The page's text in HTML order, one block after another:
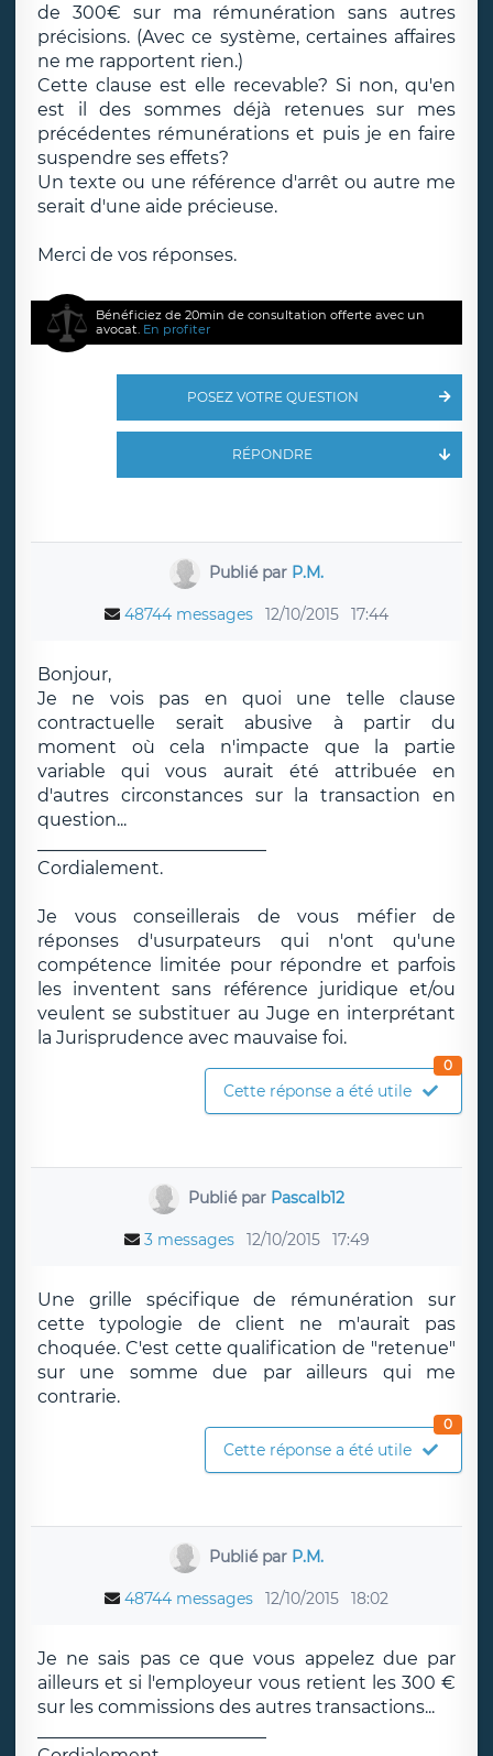
de 300€ sur ma rémunération sans autres
précisions. (Avec ce système, certaines affaires
ne me rapportent rien.)
Cette clause est elle recevable? Si non, qu'en
est il des sommes déjà retenues sur mes
précédentes rémunérations et puis je en faire
suspendre ses effets?
Un texte ou une référence d'arrêt ou autre me
serait d'une aide précieuse.
Merci de vos réponses.
Bénéficiez de 20min de consultation offerte avec un
avocat. En profiter
POSEZ VOTRE QUESTION
RÉPONDRE
Publié par P.M.
48744 messages 12/10/2015 17:44
Bonjour,
Je ne vois pas en quoi une telle clause
contractuelle serait abusive à partir du
moment où cela n'impacte que la partie
variable qui vous aurait été attribuée en
d'autres circonstances sur la transaction en
question...
Cordialement.
Je vous conseillerais de vous méfier de
réponses d'usurpateurs qui n'ont qu'une
compétence limitée pour répondre et parfois
les inventent sans référence juridique et/ou
veulent se substituer au Juge en interprétant
la Jurisprudence avec mauvaise foi.
Cette réponse a été utile
0
Publié par Pascalb12
3 messages 12/10/2015 17:49
Une grille spécifique de rémunération sur
cette typologie de client ne m'aurait pas
choquée. C'est cette qualification de "retenue"
sur une somme due par ailleurs qui me
contrarie.
Cette réponse a été utile
0
Publié par P.M.
48744 messages 12/10/2015 18:02
Je ne sais pas ce que vous appelez due par
ailleurs et si l'employeur vous retient les 300 €
sur les commissions des autres transactions...